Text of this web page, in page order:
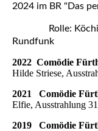
2024 im BR "Das
Rolle: Köchin
Rundfunk
2022 Comödie
Hilde Striese,
2021 Comödie
Elfie, Ausstrahlung
2019 Comödie